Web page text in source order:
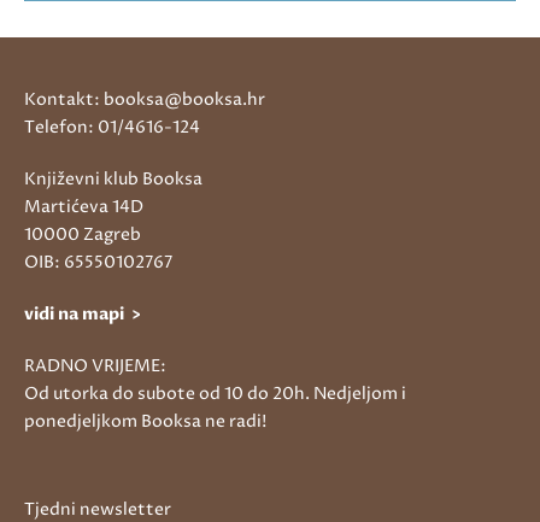
Kontakt: booksa@booksa.hr
Telefon: 01/4616-124
Književni klub Booksa
Martićeva 14D
10000 Zagreb
OIB: 65550102767
vidi na mapi >
RADNO VRIJEME:
Od utorka do subote od 10 do 20h. Nedjeljom i
ponedjeljkom Booksa ne radi!
Tjedni newsletter